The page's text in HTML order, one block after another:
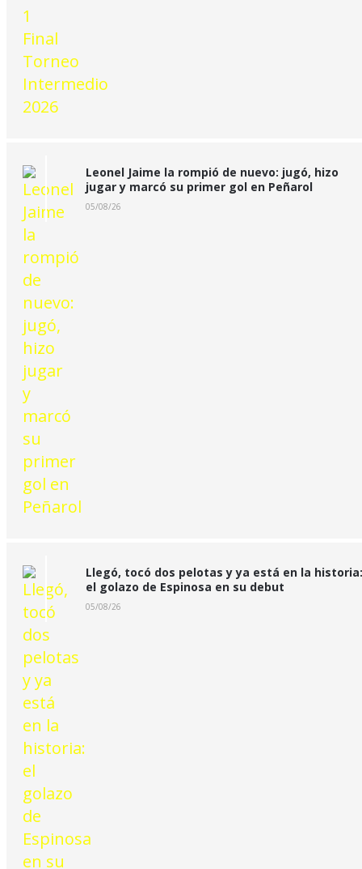
Leonel Jaime la rompió de nuevo: jugó, hizo
jugar y marcó su primer gol en Peñarol
05/08/26
Llegó, tocó dos pelotas y ya está en la historia:
el golazo de Espinosa en su debut
05/08/26